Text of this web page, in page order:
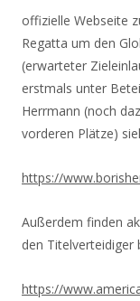
offizielle Webseite
Regatta um den
(erwarteter
erstmals unter
Herrmann (noch
vorderen Plätze)
https://www.
Außerdem finden
den Titelverteidiger
https://